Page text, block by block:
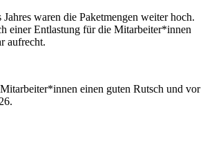
waren die Paketmengen weiter hoch.
einer Entlastung für die Mitarbeiter*innen
aufrecht.
einen guten Rutsch und vor